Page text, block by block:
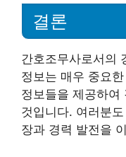
결론
간호조무사로서의
정보는 매우 중요
정보들을 제공하여
것입니다. 여러분
장과 경력 발전을